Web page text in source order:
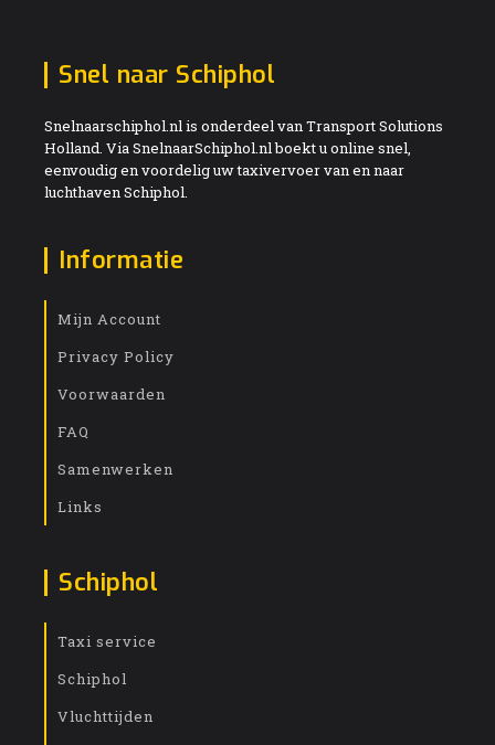
Snel naar Schiphol
Snelnaarschiphol.nl is onderdeel van Transport Solutions
Holland. Via SnelnaarSchiphol.nl boekt u online snel,
eenvoudig en voordelig uw taxivervoer van en naar
luchthaven Schiphol.
Informatie
Mijn Account
Privacy Policy
Voorwaarden
FAQ
Samenwerken
Links
Schiphol
Taxi service
Schiphol
Vluchttijden